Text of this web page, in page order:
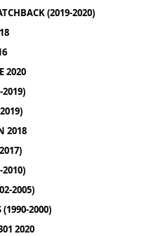
(2019-2020)
2020
2019)
2018
2010)
2005)
(1990-2000)
2020